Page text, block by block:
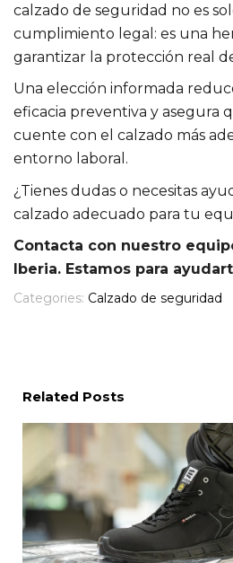
calzado de seguridad no es
cumplimiento legal: es una
garantizar la protección real
Una elección informada
eficacia preventiva y asegura
cuente con el calzado más
entorno laboral.
¿Tienes dudas o necesitas
calzado adecuado para tu
Contacta con nuestro
Iberia. Estamos para
Categories: Calzado de seguridad
Related Posts